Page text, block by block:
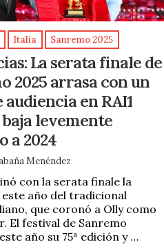
Italia Sanremo 2025
La serata finale de
2025 arrasa con un
audiencia en RAI1
levemente
a 2024
Menéndez
con la serata finale la
año del tradicional
que coronó a Olly como
El festival de Sanremo
año su 75ª edición y …